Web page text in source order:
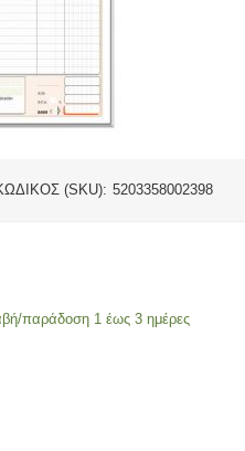
(SKU): 5203358002398
παράδοση 1 έως 3 ημέρες